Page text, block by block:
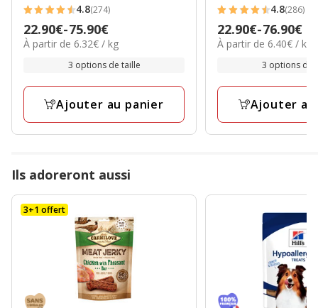
4.8
étoiles
avec
avis
4.8(274)
Prix
de
75.90€
22.90€-75.90€
6.32€
À partir de 6.32€ / kg
3 options de taille
Ajouter au panier
4.8
étoiles
avec
avis
4.8(286)
Prix
de
76.90€
22.90€-76.90€
6.40€
À partir de 6.40€ / kg
3 options de
Ajouter
Ils adoreront aussi
3+1 offert